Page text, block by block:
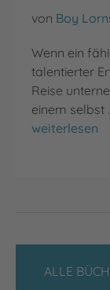
von Boy
Wenn ein
talentierter
Reise
einem selbst
Robbi, Tobbi
weiterlesen
ALLE